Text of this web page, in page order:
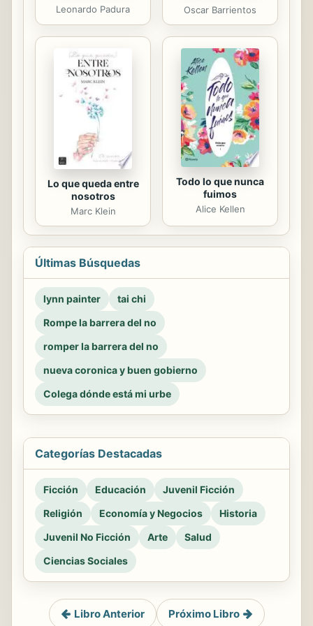
Leonardo Padura Oscar Barrientos
Lo que queda entre
nosotros
Marc Klein
Todo lo que nunca
fuimos
Alice Kellen
Últimas Búsquedas
lynn painter
tai chi
Rompe la barrera del no
romper la barrera del no
nueva coronica y buen gobierno
Colega dónde está mi urbe
Categorías Destacadas
Ficción Educación
Juvenil Ficción
Religión
Economía y Negocios
Historia
Juvenil No Ficción
Arte
Salud
Ciencias Sociales
Libro Anterior Próximo Libro